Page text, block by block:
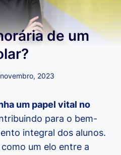
de um
2023
um papel vital no
para o bem-
integral dos alunos.
um elo entre a